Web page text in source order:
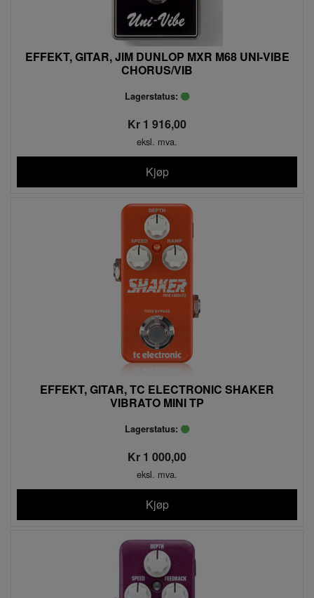
EFFEKT, GITAR, JIM DUNLOP MXR M68 UNI-VIBE
CHORUS/VIB
Lagerstatus:
Kr 1 916,00
eksl. mva.
Kjøp
EFFEKT, GITAR, TC ELECTRONIC SHAKER
VIBRATO MINI TP
Lagerstatus:
Kr 1 000,00
eksl. mva.
Kjøp